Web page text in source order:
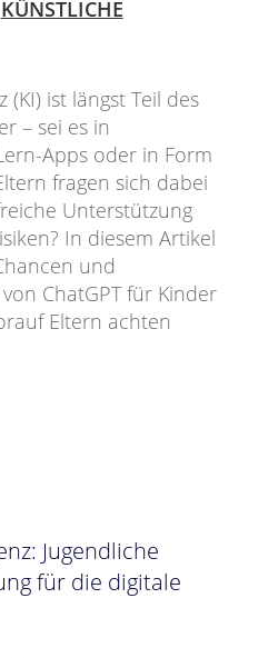
KÜNSTLICHE
(KI) ist längst Teil des
– sei es in
Apps oder in Form
fragen sich dabei
Unterstützung
In diesem Artikel
und
ChatGPT für Kinder
Eltern achten
Jugendliche
für die digitale